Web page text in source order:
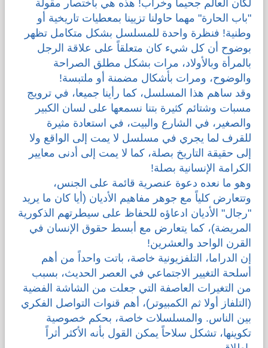
لكان العالم جحيماً وخراب! هذه هي باختصار مقولة
"باب الحارة" مهما حاولنا تزيينا بمعطيات تاريخية أو
وطنية! فنظرة واحدة للمسلسل بشكل متكامل تظهر
بوضوح أن كل شيء كان متعلقاً على علاقة الرجل
بالمرأة وبالأولاد، مرات بشكل مطلق الصراحة
والوضوح، ومرات بأشكال مضمنة أو ملتبسة!
وقد ساهم هذا المسلسل، كما رأينا جميعا، في ترويج
مسبات وشتائم كثيرة بتنا نسمعها على لسان الكبير
والصغير، في الشارع والبيت، في استعادة مثيرة
للقرف لما يجري في مسلسل لا يمت إلى الواقع ولا
إلى حقيقة التاريخ بصلة، كما لا يمت إلى أدنى معايير
الكرامة الإنسانية بصلة!
وهو ما نعده دعوة عنصرية قائمة على الجنس،
وتتعارض كلياً مع جوهر مفاهيم الأديان (أيا كان ما يريد
"رجال" الأديان ادعاؤه للحفاظ على سيطرتهم الذكورية
المريضة)، كما يتعارض مع أبسط حقوق الإنسان في
القرن الواحد والعشرين!
إن الدراما، التلفزيونية خاصة، باتت واحداً من أهم
أسلحة التغيير الاجتماعي في العصر الحديث، بسبب
من التغيرات العاصفة التي جعلت من الشاشة الفضية
(التلفاز أولا ثم الكمبيوتر)، أهم قنوات التواصل الفكري
بين الناس. والمسلسلات خاصة، بحكم خصوصية
تكوينها، تشكل سلاحاً يمكن القول بأنه الأكثر أثراً